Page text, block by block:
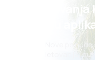
našu
Nove
letovanja,